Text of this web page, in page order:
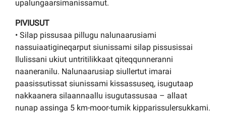
upalungaarsimanissamut.
PIVIUSUT
• Silap pissusaa pillugu nalunaarusiami
nassuiaatigineqarput siunissami silap pissusissai
Ilulissani ukiut untritilikkaat qiteqqunneranni
naaneranilu. Nalunaarusiap siullertut imarai
paasissutissat siunissami kissassuseq, isugutaap
nakkaanera silaannaallu isugutassusaa – allaat
nunap assinga 5 km-moor-tumik kipparissulersukkami.